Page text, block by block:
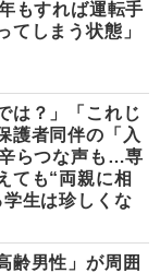
もすれば運転手
てしまう状態」
は？」「これじ
護者同伴の「入
らつな声も…専
ても“両親に相
生は珍しくな
齢男性」が周囲